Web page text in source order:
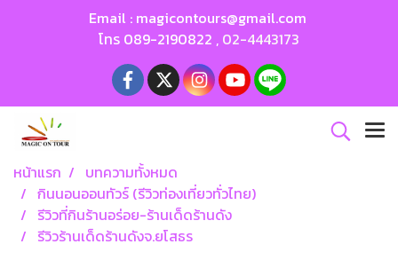
Email : magicontours@gmail.com
โทร 089-2190822 , 02-4443173
หน้าแรก
บทความทั้งหมด
กินนอนออนทัวร์ (รีวิวท่องเที่ยวทั่วไทย)
รีวิวที่กินร้านอร่อย-ร้านเด็ดร้านดัง
รีวิวร้านเด็ดร้านดังจ.ยโสธร